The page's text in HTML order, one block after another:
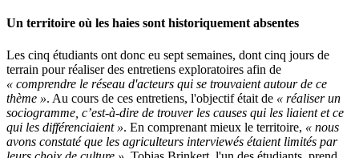
Un territoire où les haies sont historiquement absentes
Les cinq étudiants ont donc eu sept semaines, dont cinq jours de
terrain pour réaliser des entretiens exploratoires afin de
« comprendre le réseau d'acteurs qui se trouvaient autour de ce
thème ». Au cours de ces entretiens, l'objectif était de « réaliser un
sociogramme, c’est-à-dire de trouver les causes qui les liaient et ce
qui les différenciaient ». En comprenant mieux le territoire, « nous
avons constaté que les agriculteurs interviewés étaient limités par